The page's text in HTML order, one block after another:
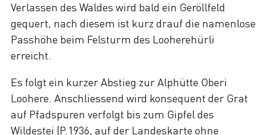
Verlassen des Waldes wird bald ein Geröllfeld
gequert, nach diesem ist kurz drauf die namenlose
Passhöhe beim Felsturm des Looherehürli
erreicht.
Es folgt ein kurzer Abstieg zur Alphütte Oberi
Loohere. Anschliessend wird konsequent der Grat
auf Pfadspuren verfolgt bis zum Gipfel des
Wildestei (P.1936, auf der Landeskarte ohne